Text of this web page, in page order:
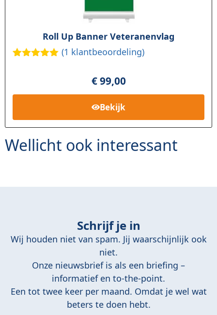
Roll Up Banner Veteranenvlag
op
(1 klantbeoordeling)
€99,00
Bekijk
Wellicht ook interessant
Schrijf je in
Wij houden niet van spam. Jij waarschijnlijk ook
niet.
Onze nieuwsbrief is als een briefing –
informatief en to-the-point.
Een tot twee keer per maand. Omdat je wel wat
beters te doen hebt.